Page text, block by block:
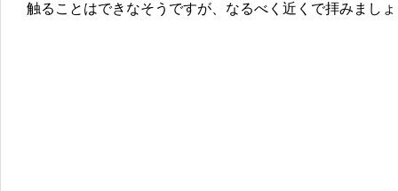
触ることはできなそうですが、なるべく近くで拝みまし